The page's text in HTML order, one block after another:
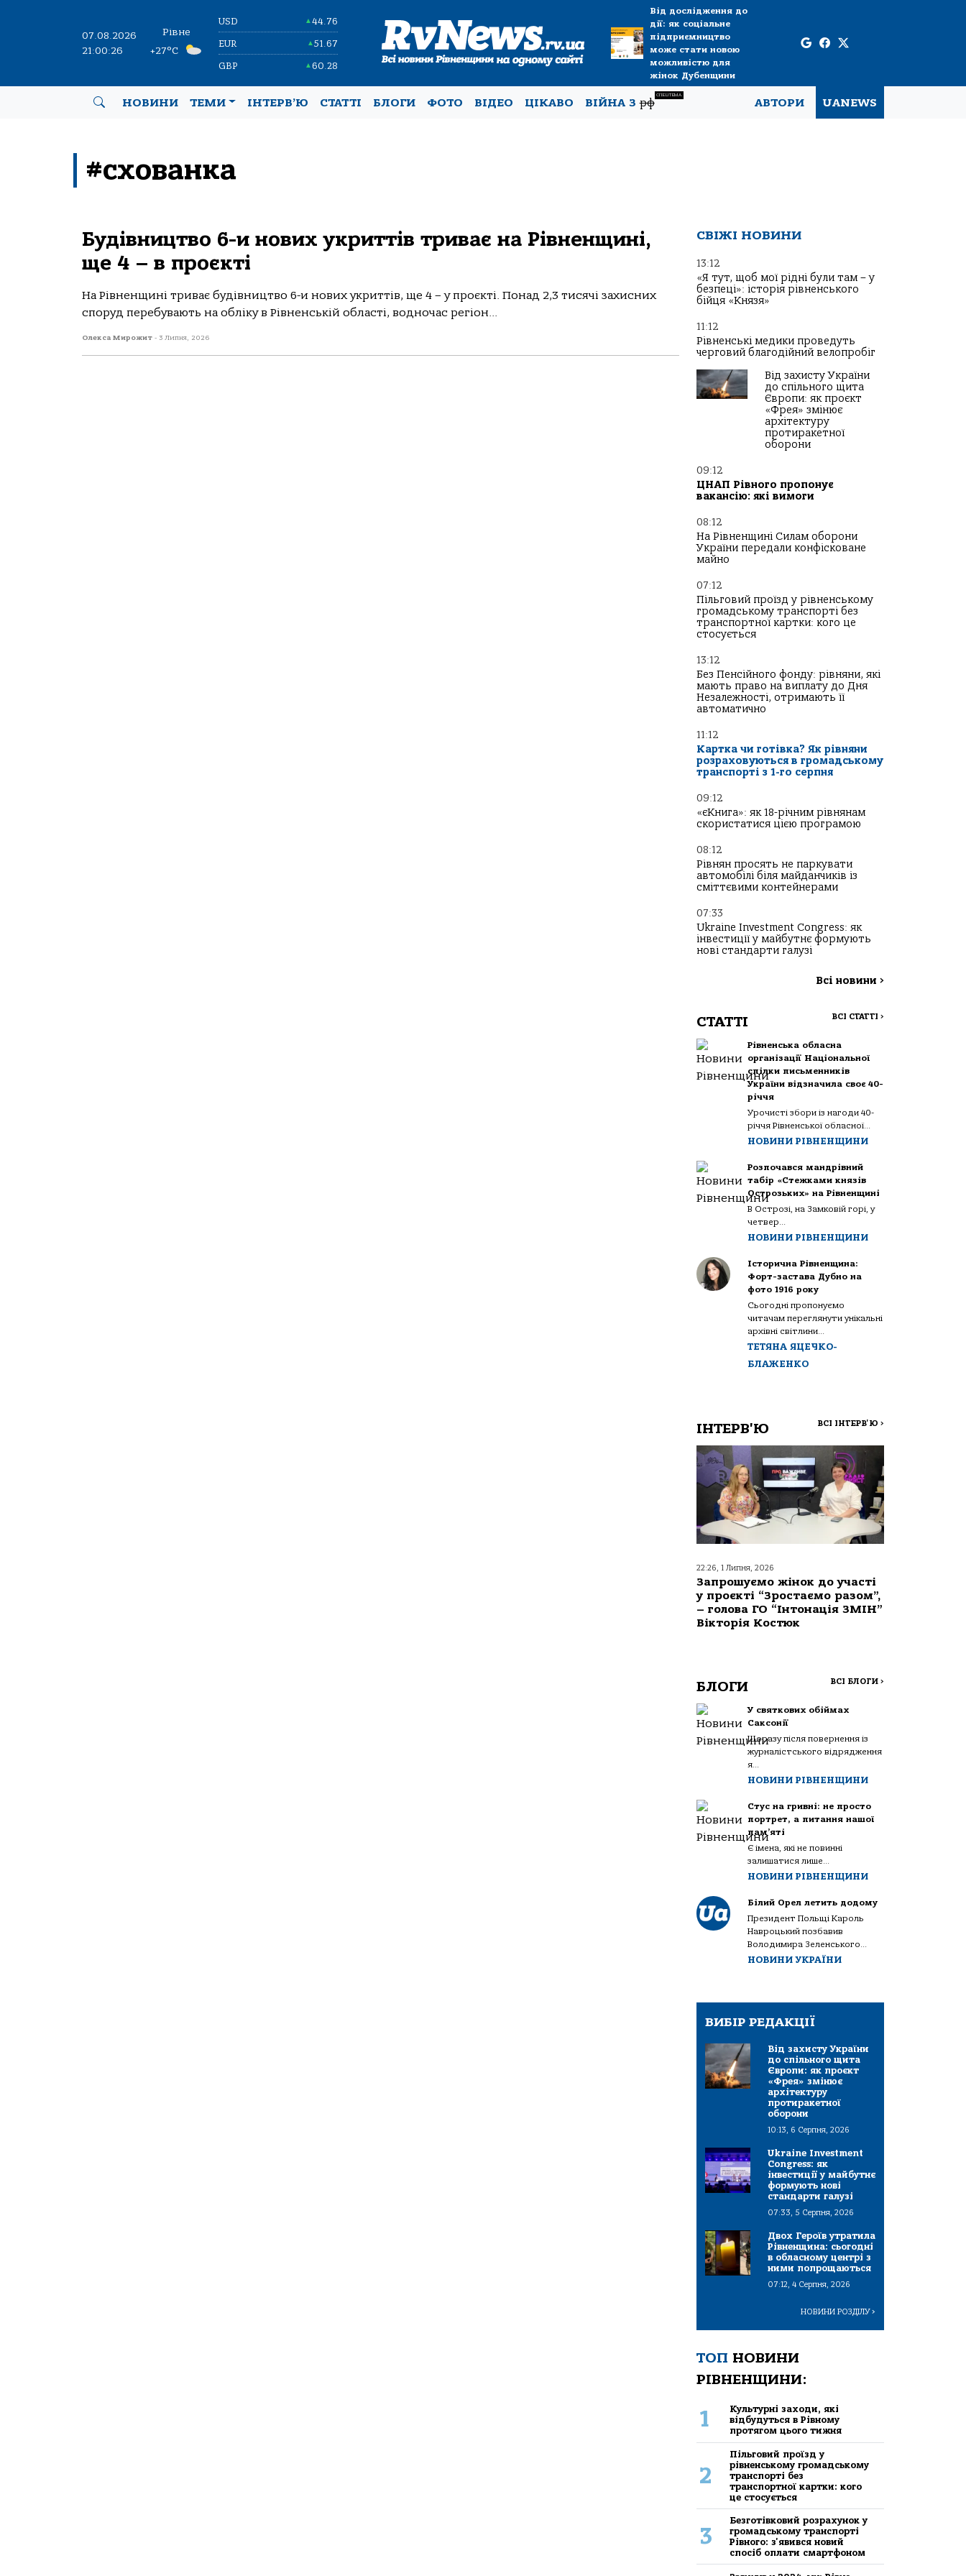
07.08.2026
21:00:26
Рівне
+27°C
USD ▲44.76
EUR ▲51.67
GBP ▲60.28
Від дослідження до
дії: як соціальне
підприємництво
може стати новою
можливістю для
жінок Дубенщини
НОВИНИ ТЕМИ ІНТЕРВ’Ю СТАТТІ БЛОГИ ФОТО ВІДЕО ЦІКАВО ВІЙНА Зрф
СПЕЦТЕМА
АВТОРИ UANEWS
#схованка
Будівництво 6-и нових укриттів триває на Рівненщині,
ще 4 – в проєкті
На Рівненщині триває будівництво 6-и нових укриттів, ще 4 – у проєкті. Понад 2,3 тисячі захисних
споруд перебувають на обліку в Рівненській області, водночас регіон...
Олекса Мирожит - 3 Липня, 2026
СВІЖІ НОВИНИ
13:12
«Я тут, щоб мої рідні були там – у
безпеці»: історія рівненського
бійця «Князя»
11:12
Рівненські медики проведуть
черговий благодійний велопробіг
Від захисту України
до спільного щита
Європи: як проєкт
«Фрея» змінює
архітектуру
протиракетної
оборони
09:12
ЦНАП Рівного пропонує
вакансію: які вимоги
08:12
На Рівненщині Силам оборони
України передали конфісковане
майно
07:12
Пільговий проїзд у рівненському
громадському транспорті без
транспортної картки: кого це
стосується
13:12
Без Пенсійного фонду: рівняни, які
мають право на виплату до Дня
Незалежності, отримають її
автоматично
11:12
Картка чи готівка? Як рівняни
розраховуються в громадському
транспорті з 1-го серпня
09:12
«єКнига»: як 18-річним рівнянам
скористатися цією програмою
08:12
Рівнян просять не паркувати
автомобілі біля майданчиків із
сміттєвими контейнерами
07:33
Ukraine Investment Congress: як
інвестиції у майбутнє формують
нові стандарти галузі
Всі новини >
СТАТТІ ВСІ СТАТТІ >
Рівненська обласна
організації Національної
спілки письменників
України відзначила своє 40-
річчя
Урочисті збори із нагоди 40-
річчя Рівненської обласної...
НОВИНИ РІВНЕНЩИНИ
Розпочався мандрівний
табір «Стежками князів
Острозьких» на Рівненщині
В Острозі, на Замковій горі, у
четвер...
НОВИНИ РІВНЕНЩИНИ
Історична Рівненщина:
Форт-застава Дубно на
фото 1916 року
Сьогодні пропонуємо
читачам переглянути унікальні
архівні світлини...
ТЕТЯНА ЯЦЕЧКО-
БЛАЖЕНКО
ІНТЕРВ'Ю ВСІ ІНТЕРВ'Ю >
22:26, 1 Липня, 2026
Запрошуємо жінок до участі
у проєкті “Зростаємо разом”,
– голова ГО “Інтонація ЗМІН”
Вікторія Костюк
БЛОГИ ВСІ БЛОГИ >
У святкових обіймах
Саксонії
Щоразу після повернення із
журналістського відрядження
я...
НОВИНИ РІВНЕНЩИНИ
Стус на гривні: не просто
портрет, а питання нашої
пам’яті
Є імена, які не повинні
залишатися лише...
НОВИНИ РІВНЕНЩИНИ
Білий Орел летить додому
Президент Польщі Кароль
Навроцький позбавив
Володимира Зеленського...
НОВИНИ УКРАЇНИ
ВИБІР РЕДАКЦІЇ
Від захисту України
до спільного щита
Європи: як проєкт
«Фрея» змінює
архітектуру
протиракетної
оборони
10:13, 6 Серпня, 2026
Ukraine Investment
Congress: як
інвестиції у майбутнє
формують нові
стандарти галузі
07:33, 5 Серпня, 2026
Двох Героїв утратила
Рівненщина: сьогодні
в обласному центрі з
ними попрощаються
07:12, 4 Серпня, 2026
НОВИНИ РОЗДІЛУ>
ТОП НОВИНИ
РІВНЕНЩИНИ:
1
Культурні заходи, які
відбудуться в Рівному
протягом цього тижня
2
Пільговий проїзд у
рівненському громадському
транспорті без
транспортної картки: кого
це стосується
3
Безготівковий розрахунок у
громадському транспорті
Рівного: з'явився новий
спосіб оплати смартфоном